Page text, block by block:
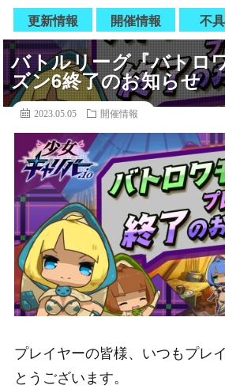
更新情報 開催情報 不
バトルリーグ『バトロ
ズン6終了のお知らせ
2023.05.05 開催情報
プレイヤーの皆様、いつもプレ
とうございます。